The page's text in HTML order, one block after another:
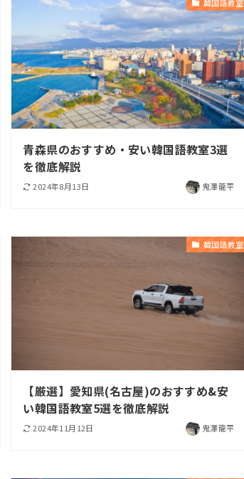
韓国語教室
青森県のおすすめ・安い韓国語教室3選
を徹底解説
2024年8月13日 鬼澤龍平
韓国語教室
【厳選】愛知県(名古屋)のおすすめ&安
い韓国語教室5選を徹底解説
2024年11月12日 鬼澤龍平